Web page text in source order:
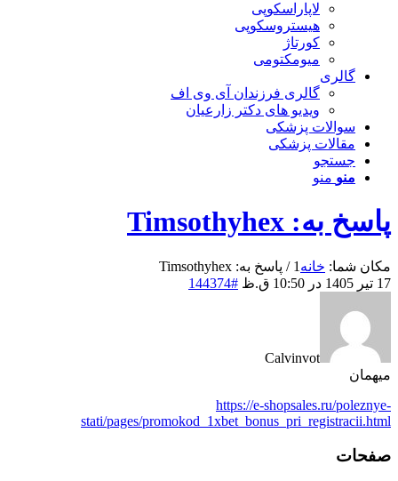
لاپاراسکوپی
هیستروسکوپی
کورتاژ
میومکتومی
گالری
گالری فرزندان آی وی اف
ویدیو های دکتر زارعیان
سوالات پزشکی
مقالات پزشکی
جستجو
منو منو
پاسخ به: Timsothyhex
مکان شما: خانه 1
/ پاسخ به: Timsothyhex
17 تیر 1405 در 10:50 ق.ظ
#144374
Calvinvot
میهمان
https://e-shopsales.ru/poleznye-
stati/pages/promokod_1xbet_bonus_pri_registracii.html
صفحات